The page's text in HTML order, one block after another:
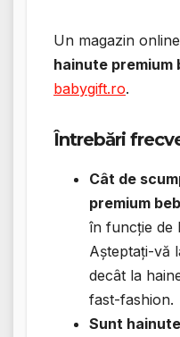
Un magazin
hainute premium
babygift.ro.
Întrebări
Cât de
premium
în funcție de
Așteptați-vă
decât la
fast-fashion.
Sunt